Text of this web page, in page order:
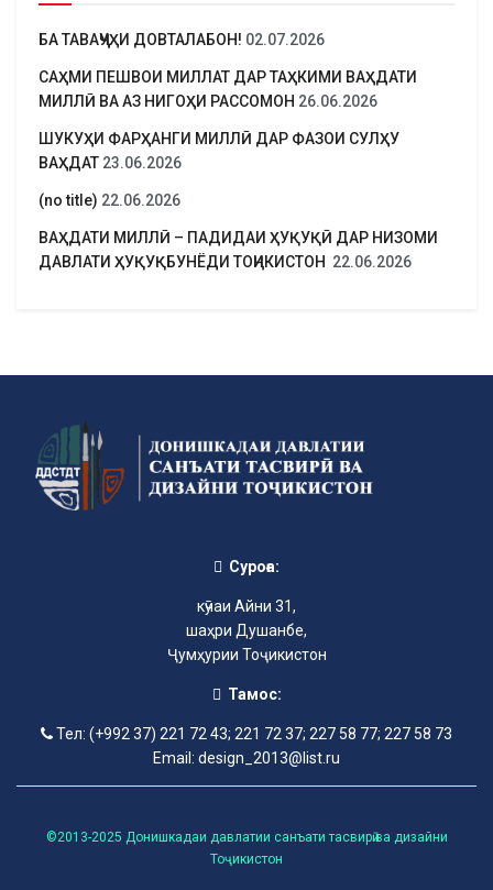
БА ТАВАҶҶУҲИ ДОВТАЛАБОН! 02.07.2026
САҲМИ ПЕШВОИ МИЛЛАТ ДАР ТАҲКИМИ ВАҲДАТИ
МИЛЛӢ ВА АЗ НИГОҲИ РАССОМОН 26.06.2026
ШУКУҲИ ФАРҲАНГИ МИЛЛӢ ДАР ФАЗОИ СУЛҲУ
ВАҲДАТ 23.06.2026
(no title) 22.06.2026
ВАҲДАТИ МИЛЛӢ – ПАДИДАИ ҲУҚУҚӢ ДАР НИЗОМИ
ДАВЛАТИ ҲУҚУҚБУНЁДИ ТОҶИКИСТОН 22.06.2026
Суроға:
кӯчаи Айни 31,
шаҳри Душанбе,
Ҷумҳурии Тоҷикистон
Тамос:
Тел: (+992 37) 221 72 43; 221 72 37; 227 58 77; 227 58 73
Email: design_2013@list.ru
©2013-2025 Донишкадаи давлатии санъати тасвирӣ ва дизайни
Тоҷикистон